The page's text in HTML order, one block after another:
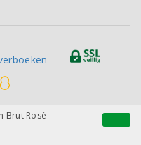
Brut Rosé
eventuele verzendkosten.